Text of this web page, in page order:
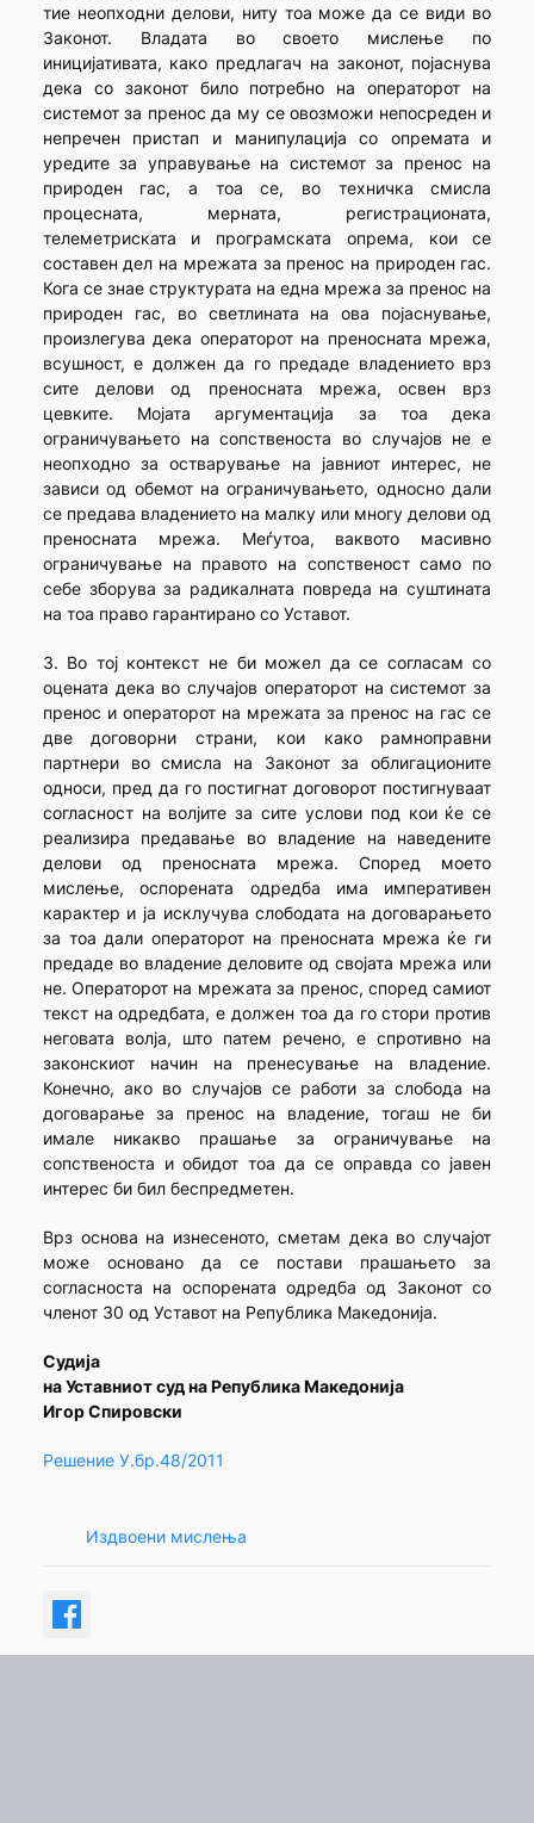
тие неопходни делови, ниту тоа може да се види во
Законот. Владата во своето мислење по
иницијативата, како предлагач на законот, појаснува
дека со законот било потребно на операторот на
системот за пренос да му се овозможи непосреден и
непречен пристап и манипулација со опремата и
уредите за управување на системот за пренос на
природен гас, а тоа се, во техничка смисла
процесната, мерната, регистрационата,
телеметриската и програмската опрема, кои се
составен дел на мрежата за пренос на природен гас.
Кога се знае структурата на една мрежа за пренос на
природен гас, во светлината на ова појаснување,
произлегува дека операторот на преносната мрежа,
всушност, е должен да го предаде владението врз
сите делови од преносната мрежа, освен врз
цевките. Мојата аргументација за тоа дека
ограничувањето на сопственоста во случајов не е
неопходно за остварување на јавниот интерес, не
зависи од обемот на ограничувањето, односно дали
се предава владението на малку или многу делови од
преносната мрежа. Меѓутоа, ваквото масивно
ограничување на правото на сопственост само по
себе зборува за радикалната повреда на суштината
на тоа право гарантирано со Уставот.
3. Во тој контекст не би можел да се согласам со
оцената дека во случајов операторот на системот за
пренос и операторот на мрежата за пренос на гас се
две договорни страни, кои како рамноправни
партнери во смисла на Законот за облигационите
односи, пред да го постигнат договорот постигнуваат
согласност на волјите за сите услови под кои ќе се
реализира предавање во владение на наведените
делови од преносната мрежа. Според моето
мислење, оспорената одредба има императивен
карактер и ја исклучува слободата на договарањето
за тоа дали операторот на преносната мрежа ќе ги
предаде во владение деловите од својата мрежа или
не. Операторот на мрежата за пренос, според самиот
текст на одредбата, е должен тоа да го стори против
неговата волја, што патем речено, е спротивно на
законскиот начин на пренесување на владение.
Конечно, ако во случајов се работи за слобода на
договарање за пренос на владение, тогаш не би
имале никакво прашање за ограничување на
сопственоста и обидот тоа да се оправда со јавен
интерес би бил беспредметен.
Врз основа на изнесеното, сметам дека во случајот
може основано да се постави прашањето за
согласноста на оспорената одредба од Законот со
членот 30 од Уставот на Република Македонија.
Судија
на Уставниот суд на Република Македонија
Игор Спировски
Решение У.бр.48/2011
Издвоени мислења